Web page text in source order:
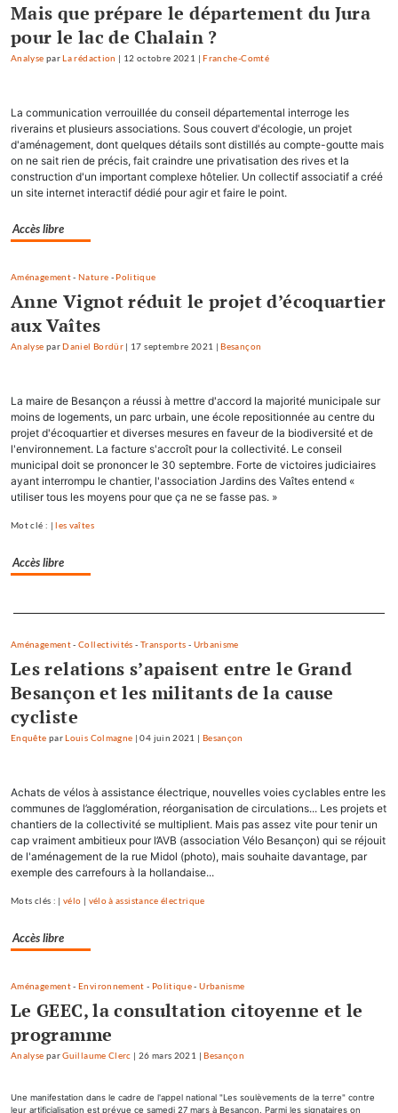
Mais que prépare le département du Jura
pour le lac de Chalain ?
Analyse parLa rédaction | 12 octobre 2021 |Franche-Comté
La communication verrouillée du conseil départemental interroge les
riverains et plusieurs associations. Sous couvert d'écologie, un projet
d'aménagement, dont quelques détails sont distillés au compte-goutte mais
on ne sait rien de précis, fait craindre une privatisation des rives et la
construction d'un important complexe hôtelier. Un collectif associatif a créé
un site internet interactif dédié pour agir et faire le point.
Accès libre
Aménagement-Nature - Politique
Anne Vignot réduit le projet d’écoquartier
aux Vaîtes
Analyse parDaniel Bordür | 17 septembre 2021 |Besançon
La maire de Besançon a réussi à mettre d'accord la majorité municipale sur
moins de logements, un parc urbain, une école repositionnée au centre du
projet d'écoquartier et diverses mesures en faveur de la biodiversité et de
l'environnement. La facture s'accroît pour la collectivité. Le conseil
municipal doit se prononcer le 30 septembre. Forte de victoires judiciaires
ayant interrompu le chantier, l'association Jardins des Vaîtes entend «
utiliser tous les moyens pour que ça ne se fasse pas. »
Mot clé : |les vaîtes
Accès libre
Separateur
Aménagement-Collectivités - Transports - Urbanisme
Les relations s’apaisent entre le Grand
Besançon et les militants de la cause
cycliste
Enquête parLouis Colmagne |04 juin 2021 | Besançon
Achats de vélos à assistance électrique, nouvelles voies cyclables entre les
communes de l’agglomération, réorganisation de circulations... Les projets et
chantiers de la collectivité se multiplient. Mais pas assez vite pour tenir un
cap vraiment ambitieux pour l’AVB (association Vélo Besançon) qui se réjouit
de l'aménagement de la rue Midol (photo), mais souhaite davantage, par
exemple des carrefours à la hollandaise...
Mots clés : |vélo | vélo à assistance électrique
Accès libre
Aménagement-Environnement - Politique-Urbanisme
Le GEEC, la consultation citoyenne et le
programme
Analyse parGuillaume Clerc | 26 mars 2021 |Besançon
Une manifestation dans le cadre de l'appel national "Les soulèvements de la terre" contre
leur artificialisation est prévue ce samedi 27 mars à Besançon. Parmi les signataires on